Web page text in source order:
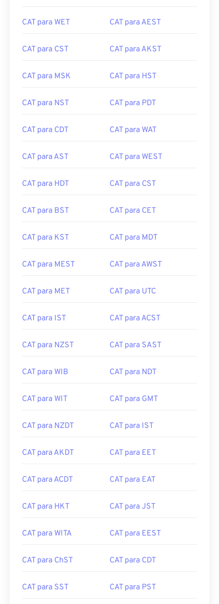
CAT para WET CAT para AEST
CAT para CST CAT para AKST
CAT para MSK CAT para HST
CAT para NST CAT para PDT
CAT para CDT CAT para WAT
CAT para AST CAT para WEST
CAT para HDT CAT para CST
CAT para BST CAT para CET
CAT para KST CAT para MDT
CAT para MEST CAT para AWST
CAT para MET CAT para UTC
CAT para IST CAT para ACST
CAT para NZST CAT para SAST
CAT para WIB CAT para NDT
CAT para WIT CAT para GMT
CAT para NZDT CAT para IST
CAT para AKDT CAT para EET
CAT para ACDT CAT para EAT
CAT para HKT CAT para JST
CAT para WITA CAT para EEST
CAT para ChST CAT para CDT
CAT para SST CAT para PST